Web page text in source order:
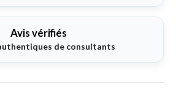
Avis vérifiés
de consultants